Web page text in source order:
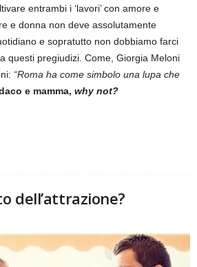
entrambi i ‘lavori’ con amore e
e donna non deve assolutamente
e sopratutto non dobbiamo farci
questi pregiudizi. Come, Giorgia Meloni
“Roma ha come simbolo una lupa che
e mamma, why not?
dell’attrazione?